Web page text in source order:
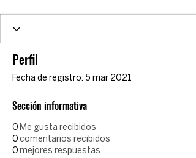
Perfil
Fecha de registro: 5 mar 2021
Sección informativa
0 Me gusta recibidos
0 comentarios recibidos
0 mejores respuestas